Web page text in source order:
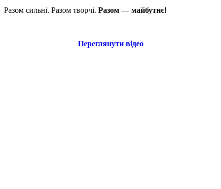
Разом сильні. Разом творчі. Разом — майбутнє!
Переглянути відео